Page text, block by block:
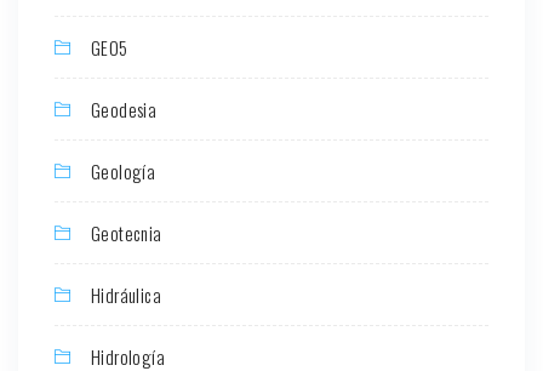
GEO5
Geodesia
Geología
Geotecnia
Hidráulica
Hidrología